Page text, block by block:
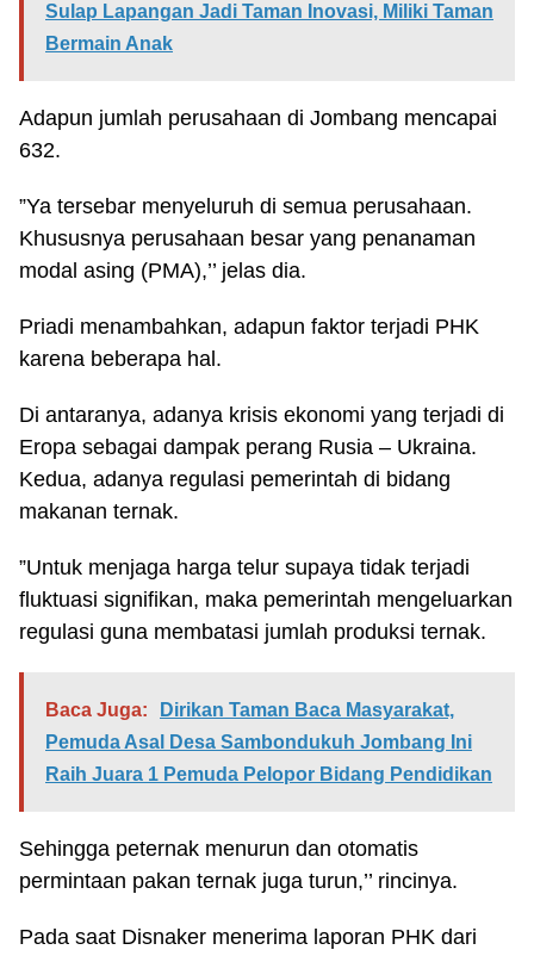
Sulap Lapangan Jadi Taman Inovasi, Miliki Taman
Bermain Anak
Adapun jumlah perusahaan di Jombang mencapai
632.
”Ya tersebar menyeluruh di semua perusahaan.
Khususnya perusahaan besar yang penanaman
modal asing (PMA),’’ jelas dia.
Priadi menambahkan, adapun faktor terjadi PHK
karena beberapa hal.
Di antaranya, adanya krisis ekonomi yang terjadi di
Eropa sebagai dampak perang Rusia – Ukraina.
Kedua, adanya regulasi pemerintah di bidang
makanan ternak.
”Untuk menjaga harga telur supaya tidak terjadi
fluktuasi signifikan, maka pemerintah mengeluarkan
regulasi guna membatasi jumlah produksi ternak.
Baca Juga:
Dirikan Taman Baca Masyarakat,
Pemuda Asal Desa Sambondukuh Jombang Ini
Raih Juara 1 Pemuda Pelopor Bidang Pendidikan
Sehingga peternak menurun dan otomatis
permintaan pakan ternak juga turun,’’ rincinya.
Pada saat Disnaker menerima laporan PHK dari